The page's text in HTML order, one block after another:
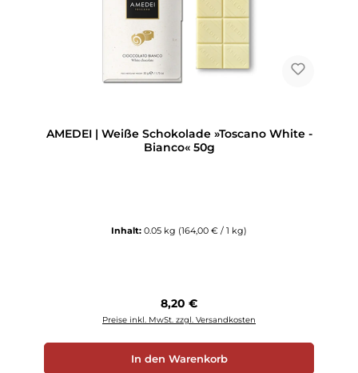
AMEDEI | Weiße Schokolade »Toscano White -
Bianco« 50g
Inhalt: 0.05 kg (164,00 € / 1 kg)
Regulärer Preis:
8,20 €
Preise inkl. MwSt. zzgl. Versandkosten
In den Warenkorb